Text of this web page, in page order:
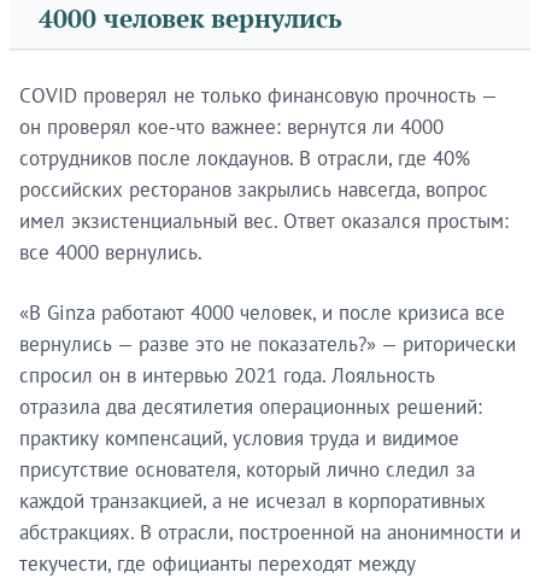
4000 человек вернулись
COVID проверял не только финансовую прочность —
он проверял кое-что важнее: вернутся ли 4000
сотрудников после локдаунов. В отрасли, где 40%
российских ресторанов закрылись навсегда, вопрос
имел экзистенциальный вес. Ответ оказался простым:
все 4000 вернулись.
«В Ginza работают 4000 человек, и после кризиса все
вернулись — разве это не показатель?» — риторически
спросил он в интервью 2021 года. Лояльность
отразила два десятилетия операционных решений:
практику компенсаций, условия труда и видимое
присутствие основателя, который лично следил за
каждой транзакцией, а не исчезал в корпоративных
абстракциях. В отрасли, построенной на анонимности и
текучести, где официанты переходят между